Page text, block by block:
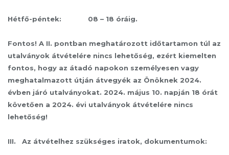
Hétfő-péntek: 08 – 18 óráig.
Fontos! A II. pontban meghatározott időtartamon túl az
utalványok átvételére nincs lehetőség, ezért kiemelten
fontos, hogy az átadó napokon személyesen vagy
meghatalmazott útján átvegyék az Önöknek 2024.
évben járó utalványokat. 2024. május 10. napján 18 órát
követően a 2024. évi utalványok átvételére nincs
lehetőség!
III. Az átvételhez szükséges iratok, dokumentumok: